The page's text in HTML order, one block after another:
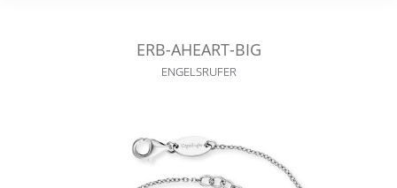
ERB-AHEART-BIG
ENGELSRUFER